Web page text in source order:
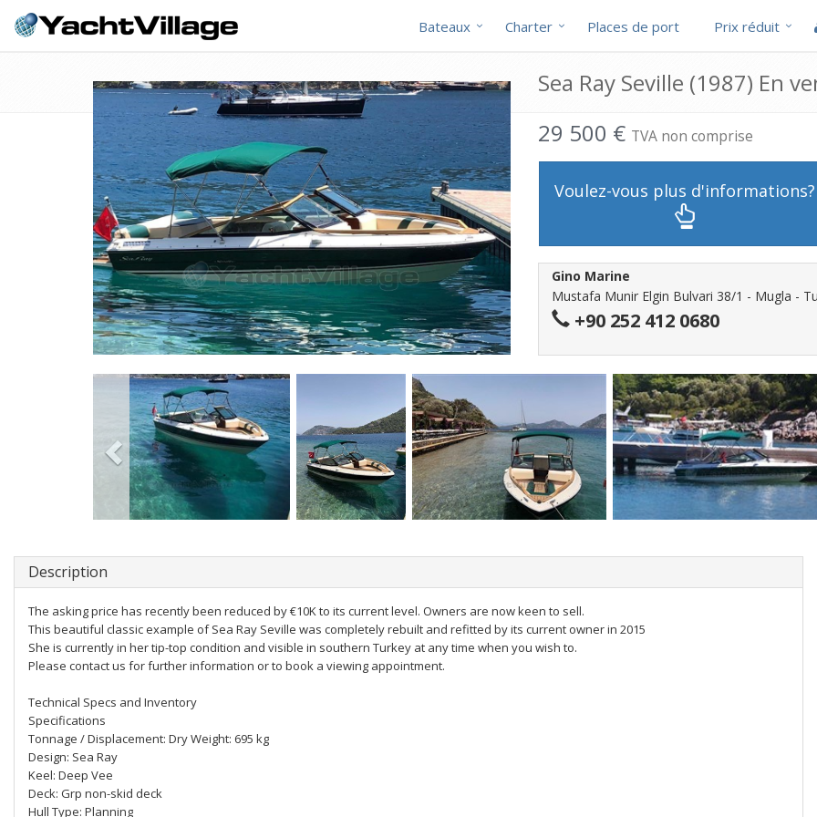
Bateaux Charter Places de port Prix réduit
Sea Ray Seville (1987) En
29 500 € TVA non comprise
Voulez-vous plus d'informations?
Gino Marine
Mustafa Munir Elgin Bulvari 38/1 - Mugla -
+90 252 412 0680
Description
The asking price has recently been reduced by €10K to its current level. Owners are now keen to sell.
This beautiful classic example of Sea Ray Seville was completely rebuilt and refitted by its current owner in 2015
She is currently in her tip-top condition and visible in southern Turkey at any time when you wish to.
Please contact us for further information or to book a viewing appointment.
Technical Specs and Inventory
Specifications
Tonnage / Displacement: Dry Weight: 695 kg
Design: Sea Ray
Keel: Deep Vee
Deck: Grp non-skid deck
Hull Type: Planning